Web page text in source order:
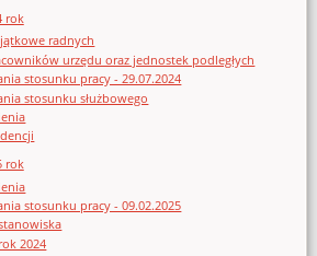
rok
radnych
urzędu oraz jednostek podległych
stosunku pracy - 29.07.2024
stosunku służbowego
rok
stosunku pracy - 09.02.2025
2024